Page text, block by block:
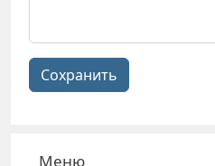
Сохранить
Меню